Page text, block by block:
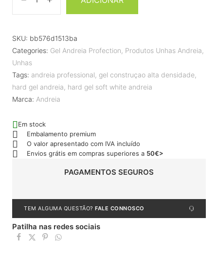
SKU: bb576d1513ba
Categories: Gel Andreia Profection, Produtos Unhas Andreia,
Unhas
Tags: andreia professional, gel construçao alta densidade,
hard gel andreia, hard gel soft white andreia
Marca: Andreia
Em stock
Embalamento premium
O valor apresentado com IVA incluído
Envios grátis em compras superiores a 50€>
PAGAMENTOS SEGUROS
TEM ALGUMA QUESTÃO? FALE CONNOSCO
Patilha nas redes sociais